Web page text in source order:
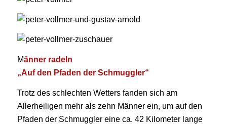
Männer radeln
„Auf den Pfaden der Schmuggler“
Trotz des schlechten Wetters fanden sich am
Allerheiligen mehr als zehn Männer ein, um auf den
Pfaden der Schmuggler eine ca. 42 Kilometer lange